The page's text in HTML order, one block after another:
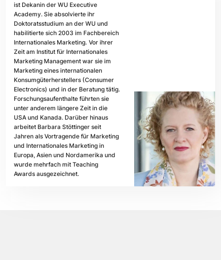
ist Dekanin der WU Executive
Academy. Sie absolvierte ihr
Doktoratsstudium an der WU und
habilitierte sich 2003 im Fachbereich
Internationales Marketing. Vor ihrer
Zeit am Institut für Internationales
Marketing Management war sie im
Marketing eines internationalen
Konsumgüterherstellers (Consumer
Electronics) und in der Beratung tätig.
Forschungsaufenthalte führten sie
unter anderem längere Zeit in die
USA und Kanada. Darüber hinaus
arbeitet Barbara Stöttinger seit
Jahren als Vortragende für Marketing
und Internationales Marketing in
Europa, Asien und Nordamerika und
wurde mehrfach mit Teaching
Awards ausgezeichnet.